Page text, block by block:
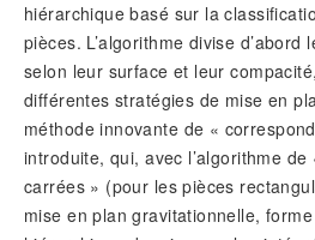
hiérarchique basé sur la
pièces. L’algorithme divise d’abord
selon leur surface et leur
différentes stratégies de mise en
méthode innovante de «
introduite, qui, avec l’algorithme
carrées » (pour les pièces
mise en plan gravitationnelle,